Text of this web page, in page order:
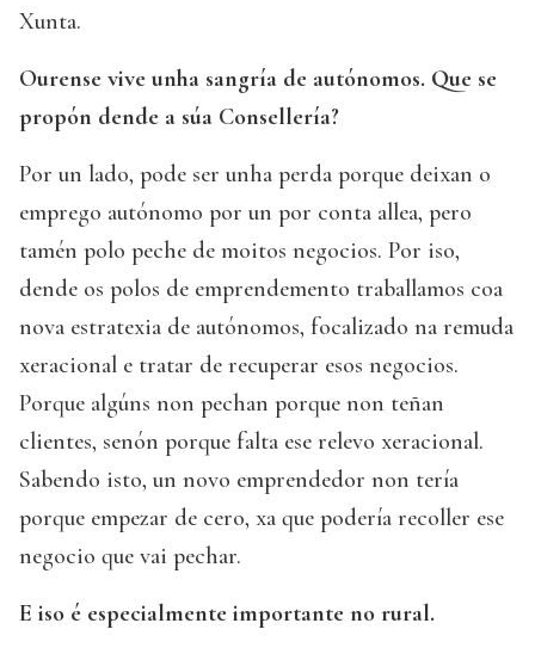
Xunta.
Ourense vive unha sangría de autónomos. Que se
propón dende a súa Consellería?
Por un lado, pode ser unha perda porque deixan o
emprego autónomo por un por conta allea, pero
tamén polo peche de moitos negocios. Por iso,
dende os polos de emprendemento traballamos coa
nova estratexia de autónomos, focalizado na remuda
xeracional e tratar de recuperar esos negocios.
Porque algúns non pechan porque non teñan
clientes, senón porque falta ese relevo xeracional.
Sabendo isto, un novo emprendedor non tería
porque empezar de cero, xa que podería recoller ese
negocio que vai pechar.
E iso é especialmente importante no rural.